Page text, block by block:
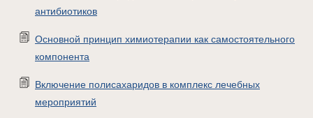
антибиотиков
Основной принцип химиотерапии как самостоятельного
компонента
Включение полисахаридов в комплекс лечебных
мероприятий